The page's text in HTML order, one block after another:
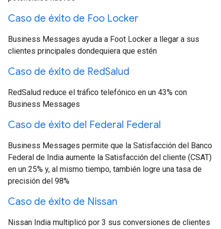
Caso de éxito de Foo Locker
Business Messages ayuda a Foot Locker a llegar a sus
clientes principales dondequiera que estén
Caso de éxito de RedSalud
RedSalud reduce el tráfico telefónico en un 43% con
Business Messages
Caso de éxito del Federal Federal
Business Messages permite que la Satisfacción del Banco
Federal de India aumente la Satisfacción del cliente (CSAT)
en un 25% y, al mismo tiempo, también logre una tasa de
precisión del 98%
Caso de éxito de Nissan
Nissan India multiplicó por 3 sus conversiones de clientes